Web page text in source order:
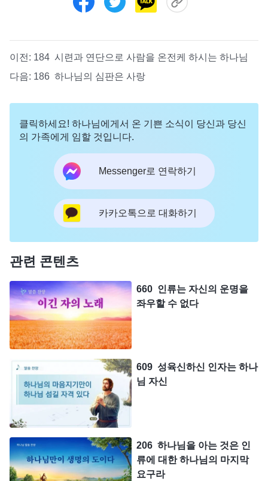
이전: 184 시련과 연단으로 사람을 온전케 하시는 하나님
다음: 186 하나님의 심판은 사랑
클릭하세요! 하나님에게서 온 기쁜 소식이 당신과 당신
의 가족에게 임할 것입니다.
Messenger로 연락하기
카카오톡으로 대화하기
관련 콘텐츠
660 인류는 자신의 운명을
좌우할 수 없다
609 성육신하신 인자는 하나
님 자신
206 하나님을 아는 것은 인
류에 대한 하나님의 마지막
요구라